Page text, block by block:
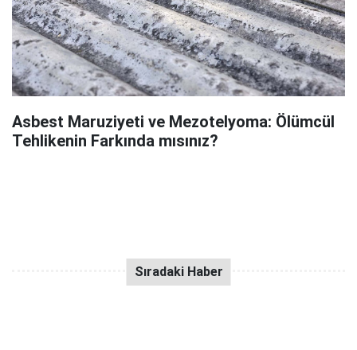
Asbest Maruziyeti ve Mezotelyoma: Ölümcül
Tehlikenin Farkında mısınız?